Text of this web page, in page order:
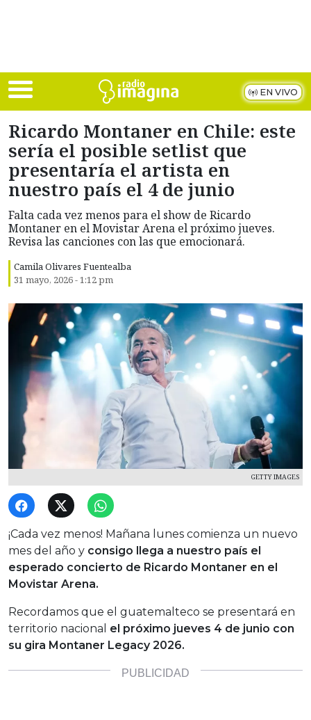
EN VIVO
Ricardo Montaner en Chile: este
sería el posible setlist que
presentaría el artista en
nuestro país el 4 de junio
Falta cada vez menos para el show de Ricardo
Montaner en el Movistar Arena el próximo jueves.
Revisa las canciones con las que emocionará.
Camila Olivares Fuentealba
31 mayo, 2026 - 1:12 pm
GETTY IMAGES
¡Cada vez menos! Mañana lunes comienza un nuevo
mes del año y consigo llega a nuestro país el
esperado concierto de Ricardo Montaner en el
Movistar Arena.
Recordamos que el guatemalteco se presentará en
territorio nacional el próximo jueves 4 de junio con
su gira Montaner Legacy 2026.